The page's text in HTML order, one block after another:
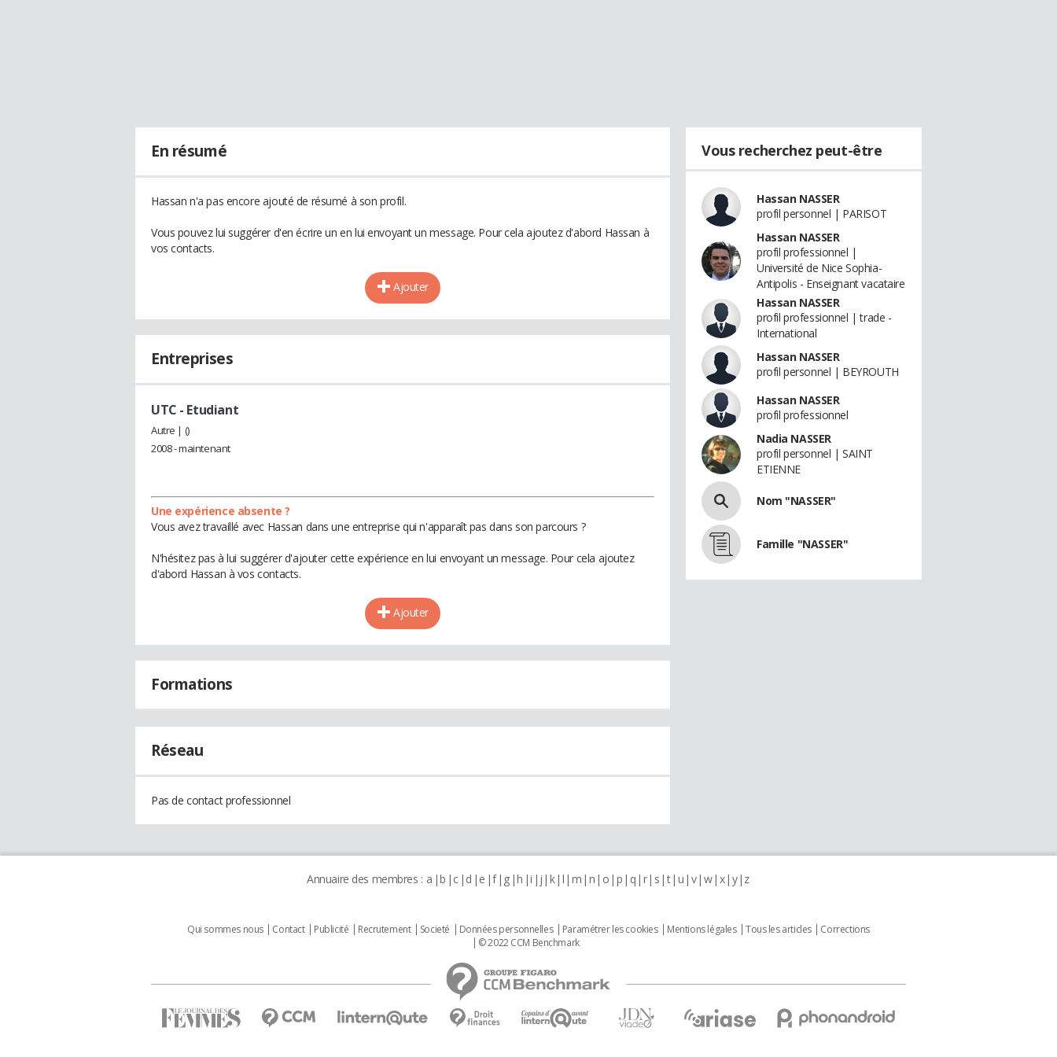
En résumé
Hassan n'a pas encore ajouté de résumé à son profil.
Vous pouvez lui suggérer d'en écrire un en lui envoyant un message. Pour cela ajoutez d'abord Hassan à
vos contacts.
Ajouter
Entreprises
UTC - Etudiant
Autre | ()
2008 - maintenant
Une expérience absente ?
Vous avez travaillé avec Hassan dans une entreprise qui n'apparaît pas dans son parcours ?
N'hésitez pas à lui suggérer d'ajouter cette expérience en lui envoyant un message. Pour cela ajoutez
d'abord Hassan à vos contacts.
Ajouter
Formations
Réseau
Pas de contact professionnel
Vous recherchez peut-être
Hassan NASSER
profil personnel | PARISOT
Hassan NASSER
profil professionnel |
Université de Nice Sophia-
Antipolis - Enseignant vacataire
Hassan NASSER
profil professionnel | trade -
International
Hassan NASSER
profil personnel | BEYROUTH
Hassan NASSER
profil professionnel
Nadia NASSER
profil personnel | SAINT
ETIENNE
Nom "NASSER"
Famille "NASSER"
Annuaire des membres : a b c d e f g h i j k l m n o p q r s t u v w x y z
Qui sommes nous Contact Publicité Recrutement Societé Données personnelles Paramétrer les cookies Mentions légales Tous les articles
Corrections
© 2022 CCM Benchmark